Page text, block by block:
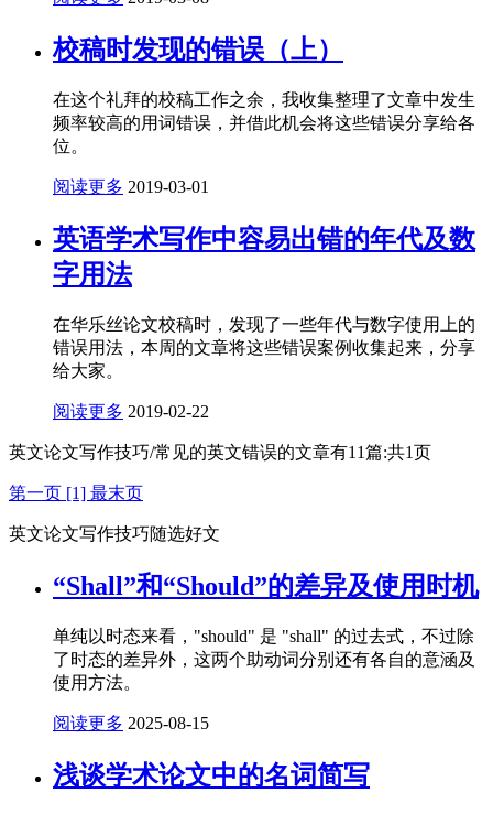
校稿时发现的错误（上）
在这个礼拜的校稿工作之余，我收集整理了文章中发生
频率较高的用词错误，并借此机会将这些错误分享给各
位。
阅读更多 2019-03-01
英语学术写作中容易出错的年代及数
字用法
在华乐丝论文校稿时，发现了一些年代与数字使用上的
错误用法，本周的文章将这些错误案例收集起来，分享
给大家。
阅读更多 2019-02-22
英文论文写作技巧/常见的英文错误的文章有11篇:共1页
第一页 [1] 最末页
英文论文写作技巧随选好文
“Shall”和“Should”的差异及使用时机
单纯以时态来看，"should" 是 "shall" 的过去式，不过除
了时态的差异外，这两个助动词分别还有各自的意涵及
使用方法。
阅读更多 2025-08-15
浅谈学术论文中的名词简写